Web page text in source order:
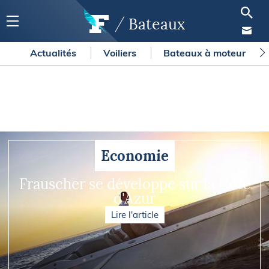
Bateaux
Actualités Voiliers Bateaux à moteur
Economie
Frauscher se développe sur la Côte
d'Azur
Lire l'article